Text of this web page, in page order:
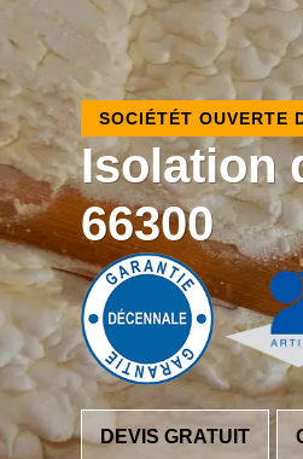
SOCIÉTÉT OUVERTE
Isolation
66300
DEVIS GRATUIT